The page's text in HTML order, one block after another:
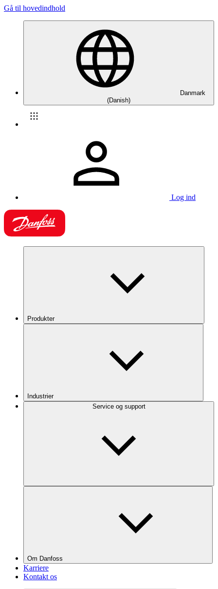
Gå til hovedindhold
Danmark
(Danish)
Log ind
Produkter
Industrier
Service og support
Om Danfoss
Karriere
Kontakt os